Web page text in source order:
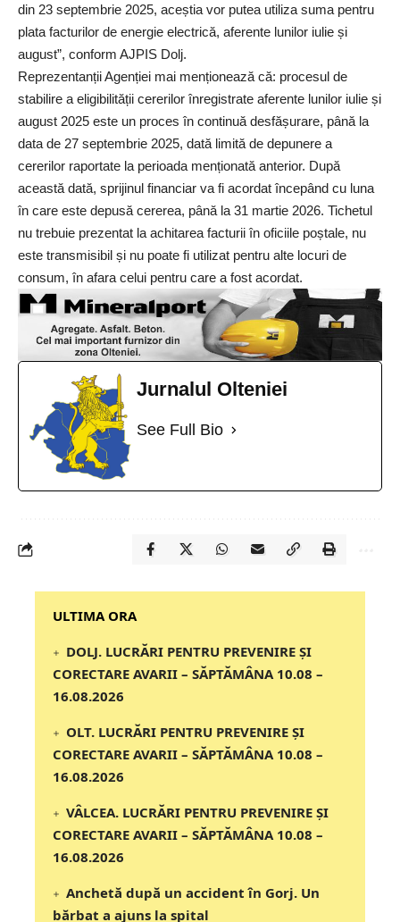
din 23 septembrie 2025, aceștia vor putea utiliza suma pentru
plata facturilor de energie electrică, aferente lunilor iulie și
august”, conform AJPIS Dolj.
Reprezentanții Agenției mai menționează că: procesul de
stabilire a eligibilității cererilor înregistrate aferente lunilor iulie și
august 2025 este un proces în continuă desfășurare, până la
data de 27 septembrie 2025, dată limită de depunere a
cererilor raportate la perioada menționată anterior. După
această dată, sprijinul financiar va fi acordat începând cu luna
în care este depusă cererea, până la 31 martie 2026. Tichetul
nu trebuie prezentat la achitarea facturii în oficiile poștale, nu
este transmisibil și nu poate fi utilizat pentru alte locuri de
consum, în afara celui pentru care a fost acordat.
Jurnalul Olteniei
See Full Bio
‎‎‎‎‎‎‎ULTIMA ORA
DOLJ. LUCRĂRI PENTRU PREVENIRE ȘI
CORECTARE AVARII – SĂPTĂMÂNA 10.08 –
16.08.2026
OLT. LUCRĂRI PENTRU PREVENIRE ȘI
CORECTARE AVARII – SĂPTĂMÂNA 10.08 –
16.08.2026
VÂLCEA. LUCRĂRI PENTRU PREVENIRE ȘI
CORECTARE AVARII – SĂPTĂMÂNA 10.08 –
16.08.2026
Anchetă după un accident în Gorj. Un
bărbat a ajuns la spital